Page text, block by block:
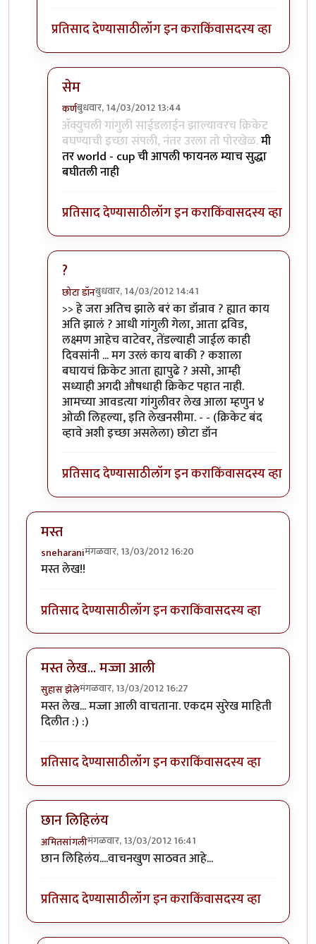
प्रतिसाद देण्यासाठीलॉग इन कराकिंवासदस्य व्हा
सेम
कर्णबुधवार, 14/03/2012 13:44
In reply toखी खी खी...byसोत्रि
अ‍ॅक्युचली गांगुली साईडलाईन झाल्यावरच क्रिकेट
बघण्याची इच्छा संपली, नंतर उरला तो पोरखेळ.मी
तर world - cup ची आपली फायनल म्याच सुद्धा
बघीतली नाही
प्रतिसाद देण्यासाठीलॉग इन कराकिंवासदस्य व्हा
?
छोटा डॉनबुधवार, 14/03/2012 14:41
In reply toखी खी खी...byसोत्रि
>> हे जरा अतिच झाले बरं का डॉन्राव ? ह्यात काय
अति झालं ? आधी गांगुली गेला, आता द्रविड,
लक्ष्मण आहेच वाटेवर, तेंडल्याही जाईल काही
दिवसांनी ... मग उरलं काय बाकी ? कशाला
बघायचं क्रिकेट आता ह्यापुढे ? असो, आम्ही
सध्याही अगदी औषधाही क्रिकेट पहात नाही.
आमच्या आवडत्या गांगुलीवर लेख आला म्हणुन ४
ओळी लिहल्या, इति लेखनसीमा. - - (क्रिकेट बंद
व्हावे अशी इच्छा असलेला) छोटा डॉन
प्रतिसाद देण्यासाठीलॉग इन कराकिंवासदस्य व्हा
मस्त
sneharaniमंगळवार, 13/03/2012 16:20
मस्त लेख!!
प्रतिसाद देण्यासाठीलॉग इन कराकिंवासदस्य व्हा
मस्त लेख... मज्जा आली
सुहास झेलेमंगळवार, 13/03/2012 16:27
मस्त लेख... मज्जा आली वाचताना. एकदम सुरेख माहिती
दिलीत :) :)
प्रतिसाद देण्यासाठीलॉग इन कराकिंवासदस्य व्हा
छान लिहिलंय
अमितसांगलीमंगळवार, 13/03/2012 16:41
छान लिहिलंय....वाचनखुण साठवत आहे...
प्रतिसाद देण्यासाठीलॉग इन कराकिंवासदस्य व्हा